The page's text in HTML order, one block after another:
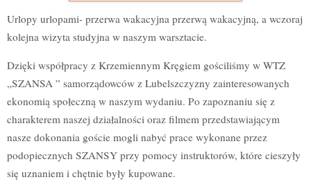
Urlopy urlopami- przerwa wakacyjna przerwą wakacyjną, a wczoraj
kolejna wizyta studyjna w naszym warsztacie.
Dzięki współpracy z Krzemiennym Kręgiem gościliśmy w WTZ
„SZANSA ” samorządowców z Lubelszczyzny zainteresowanych
ekonomią społeczną w naszym wydaniu. Po zapoznaniu się z
charakterem naszej działalności oraz filmem przedstawiającym
nasze dokonania goście mogli nabyć prace wykonane przez
podopiecznych SZANSY przy pomocy instruktorów, które cieszyły
się uznaniem i chętnie były kupowane.